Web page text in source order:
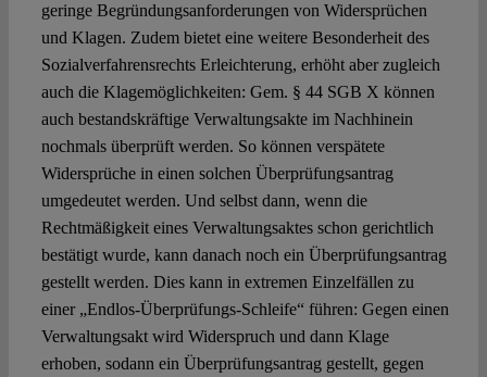
geringe Begründungsanforderungen von Widersprüchen
und Klagen. Zudem bietet eine weitere Besonderheit des
Sozialverfahrensrechts Erleichterung, erhöht aber zugleich
auch die Klagemöglichkeiten: Gem. § 44 SGB X können
auch bestandskräftige Verwaltungsakte im Nachhinein
nochmals überprüft werden. So können verspätete
Widersprüche in einen solchen Überprüfungsantrag
umgedeutet werden. Und selbst dann, wenn die
Rechtmäßigkeit eines Verwaltungsaktes schon gerichtlich
bestätigt wurde, kann danach noch ein Überprüfungsantrag
gestellt werden. Dies kann in extremen Einzelfällen zu
einer „Endlos-Überprüfungs-Schleife“ führen: Gegen einen
Verwaltungsakt wird Widerspruch und dann Klage
erhoben, sodann ein Überprüfungsantrag gestellt, gegen